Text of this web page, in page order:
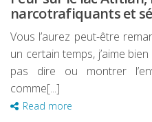
narcotrafiquants et
Vous l’aurez peut-être
un certain temps, j’aime
pas dire ou montrer
comme[...]
Read more